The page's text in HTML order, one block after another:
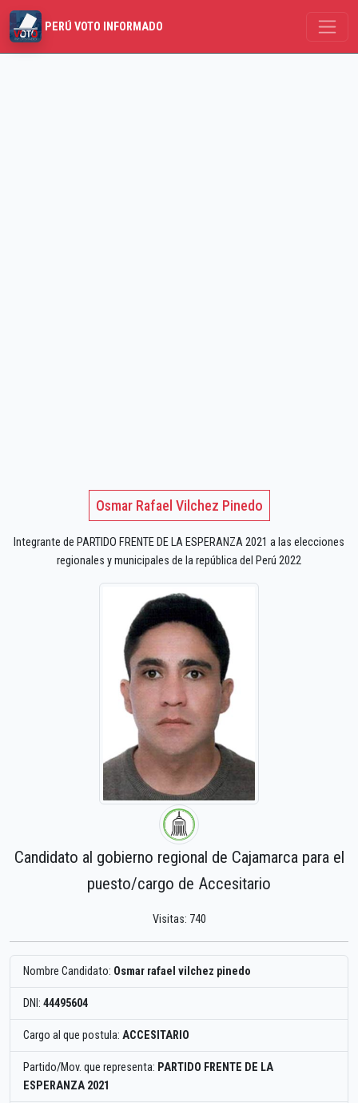
PERÚ VOTO INFORMADO
Osmar Rafael Vilchez Pinedo
Integrante de PARTIDO FRENTE DE LA ESPERANZA 2021 a las elecciones
regionales y municipales de la república del Perú 2022
Candidato al gobierno regional de Cajamarca para el
puesto/cargo de Accesitario
Visitas: 740
Nombre Candidato: Osmar rafael vilchez pinedo
DNI: 44495604
Cargo al que postula: ACCESITARIO
Partido/Mov. que representa: PARTIDO FRENTE DE LA
ESPERANZA 2021